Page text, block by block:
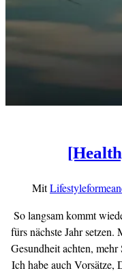
Mit
So langsam kommt
fürs nächste Jahr
Gesundheit achten,
Ich habe auch Vorsätze,